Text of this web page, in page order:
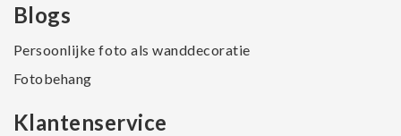
Blogs
Persoonlijke foto als wanddecoratie
Fotobehang
Klantenservice